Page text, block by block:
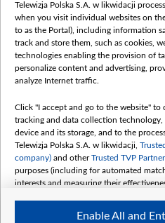
Белсат
Белсат
Belsat
Белсат
Белсат
Белсат
Telewizja Polska S.A. w likwidacji
when you visit individual websites on
to as the Portal), including information
track and store them, such as cookies,
technologies enabling the provision of
personalize content and advertising,
analyze Internet traffic.
Click "I accept and go to the website"
tracking and data collection
device and its storage, and to the
Telewizja Polska S.A. w likwidacji,
company) and otherTrusted TVP
purposes (including for automated
interests and measuring their
The purposes of processing your data
Enable All and